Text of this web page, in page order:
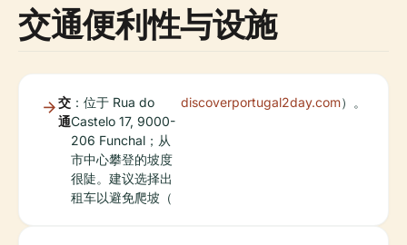
交通便利性与设施
交
通
：位于 Rua do
Castelo 17, 9000-
206 Funchal；从
市中心攀登的坡度
很陡。建议选择出
租车以避免爬坡（
discoverportugal2day.com）。